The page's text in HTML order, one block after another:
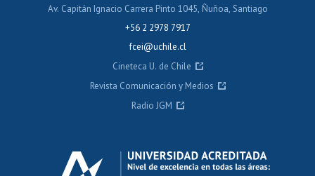
Av. Capitán Ignacio Carrera Pinto 1045, Ñuñoa, Santiago
+56 2 2978 7917
fcei@uchile.cl
Cineteca U. de Chile
Revista Comunicación y Medios
Radio JGM